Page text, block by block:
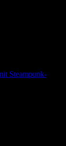
Steampunk-